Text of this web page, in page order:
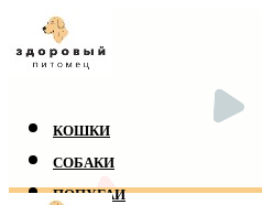
КОШКИ
СОБАКИ
ПОПУГАИ